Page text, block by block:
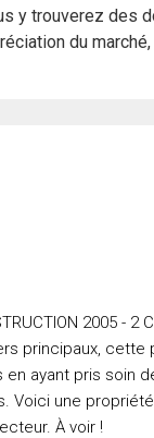
y trouverez des
du
2005 -
principaux,
ayant pris soin
Voici une
À voir !